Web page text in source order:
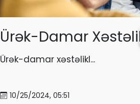
Ürək-Damar
Ürək-damar xəstəlikl...
10/25/2024, 05:51